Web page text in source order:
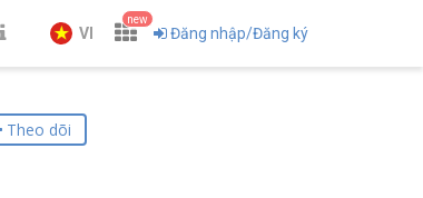
VI
new
Đăng nhập/Đăng ký
Theo dõi